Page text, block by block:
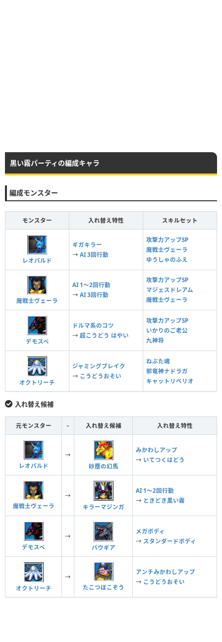
黒い霧パーティの編成キャラ
編成モンスター
モンスター 入れ替え特性 スキルセット
レオパルド
ギガキラー
→ AI 3回行動
攻撃力アップSP
魔戦士ヴェーラ
ゆうしゃのふえ
魔戦士ヴェーラ
AI 1〜2回行動
→ AI 3回行動
攻撃力アップSP
マジェスドレアム
魔戦士ヴェーラ
デモスペ
ドルマ系のコツ
→ 超こうどう はやい
攻撃力アップSP
いかりのご老公
九神将
オクトリーチ
ジャミングブレイク
→ こうどうおそい
ねぶた魂
邪竜神ナドラガ
キャットリベリオ
入れ替え候補
元モンスター - 入れ替え候補 入れ替え特性
レオパルド
→
砂塵の幻馬
みかわしアップ
→ いてつくはどう
魔戦士ヴェーラ
→
キラーマジンガ
AI 1〜2回行動
→ ときどき黒い霧
デモスペ
→
バウギア
メガボディ
→ スタンダードボディ
オクトリーチ
→
たこつぼこぞう
アンチみかわしアップ
→ こうどうおそい